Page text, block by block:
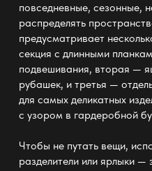
повседневные, сезонные,
распределять
предусматривает
секция с длинными
подвешивания, вторая —
рубашек, и третья —
для самых деликатных
с узором в гардеробной
Чтобы не путать вещи,
разделителиили ярлыки —